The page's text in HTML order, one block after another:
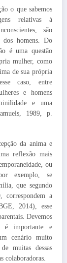
o que sabemos
relativas à
são
dos homens. Do
é uma questão
mulher, como
de sua própria
caso, entre
e homens
e uma
1989, p.
da anima e
reflexão mais
ou
exemplo, se
que segundo
correspondem a
2014), esse
Devemos
é importante e
cenário muito
muitas dessas
colaboradoras.